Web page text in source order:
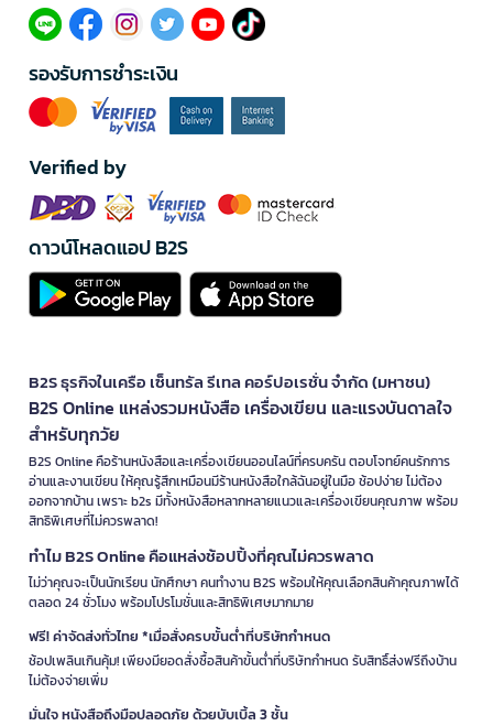
รองรับการชำระเงิน
Verified by
ดาวน์โหลดแอป B2S
B2S ธุรกิจในเครือ เซ็นทรัล รีเทล คอร์ปอเรชั่น จำกัด (มหาชน)
B2S Online แหล่งรวมหนังสือ เครื่องเขียน และแรงบันดาลใจ
สำหรับทุกวัย
B2S Online คือร้านหนังสือและเครื่องเขียนออนไลน์ที่ครบครัน ตอบโจทย์คนรักการ
อ่านและงานเขียน ให้คุณรู้สึกเหมือนมีร้านหนังสือใกล้ฉันอยู่ในมือ ช้อปง่าย ไม่ต้อง
ออกจากบ้าน เพราะ b2s มีทั้งหนังสือหลากหลายแนวและเครื่องเขียนคุณภาพ พร้อม
สิทธิพิเศษที่ไม่ควรพลาด!
ทำไม B2S Online คือแหล่งช้อปปิ้งที่คุณไม่ควรพลาด
ไม่ว่าคุณจะเป็นนักเรียน นักศึกษา คนทำงาน B2S พร้อมให้คุณเลือกสินค้าคุณภาพได้
ตลอด 24 ชั่วโมง พร้อมโปรโมชั่นและสิทธิพิเศษมากมาย
ฟรี! ค่าจัดส่งทั่วไทย *เมื่อสั่งครบขั้นต่ำที่บริษัทกำหนด
ช้อปเพลินเกินคุ้ม! เพียงมียอดสั่งซื้อสินค้าขั้นต่ำที่บริษัทกำหนด รับสิทธิ์ส่งฟรีถึงบ้าน
ไม่ต้องจ่ายเพิ่ม
มั่นใจ หนังสือถึงมือปลอดภัย ด้วยบับเบิ้ล 3 ชั้น